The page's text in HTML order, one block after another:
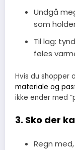
Undgå
som
Til lag:
føles
Hvis du shopper
materiale og
ikke ender med
3. Sko der
Regn